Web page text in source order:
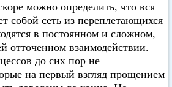
можно определить, что вся
собой сеть из переплетающихся
в постоянном и сложном,
отточенном взаимодействии.
до сих пор не
на первый взгляд прощением